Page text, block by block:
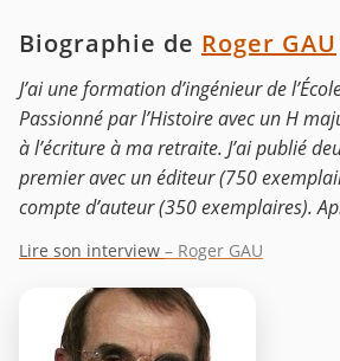
Biographie de Roger GAU
J’ai une formation d’ingénieur de
Passionné par l’Histoire avec un H
à l’écriture à ma retraite. J’ai publié
premier avec un éditeur (750
compte d’auteur (350 exemplaires).
Lire son interview – Roger GAU